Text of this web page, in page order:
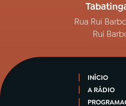
Rua Rui
Rui
INÍCIO
A RÁDIO